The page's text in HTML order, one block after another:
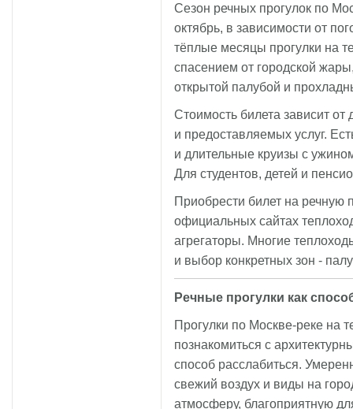
Сезон речных прогулок по
октябрь, в зависимости от
тёплые месяцы прогулки на
спасением от городской
открытой палубой и
Стоимость билета зависит от
и предоставляемых услуг.
и длительные круизы с
Для студентов, детей и
Приобрести билет на речную
официальных сайтах
агрегаторы. Многие
и выбор конкретных зон -
Речные прогулки как
Прогулки по Москве-реке на
познакомиться с
способ расслабиться.
свежий воздух и виды на
атмосферу, благоприятную